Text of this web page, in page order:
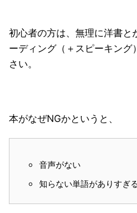
初心者の方は、無理に洋書と
ーディング（＋スピーキン
さい。
本がなぜNGかというと、
音声がない
知らない単語がありすぎ